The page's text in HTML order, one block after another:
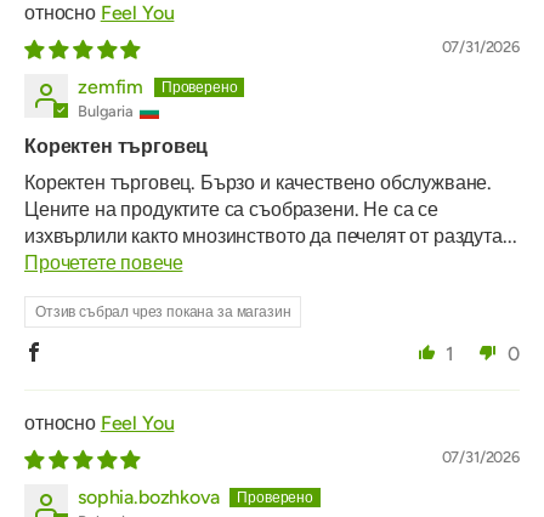
Feel You
07/31/2026
zemfim
Bulgaria
Коректен търговец
Коректен търговец. Бързо и качествено обслужване.
Цените на продуктите са съобразени. Не са се
изхвърлили както мнозинството да печелят от раздута...
Прочетете повече
Отзив събрал чрез покана за магазин
1 0
Feel You
07/31/2026
sophia.bozhkova